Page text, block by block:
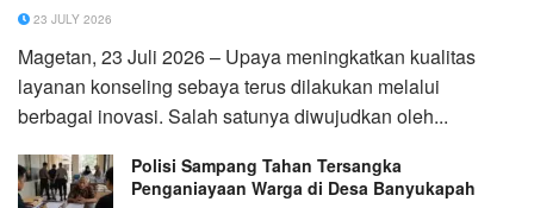
23 JULY 2026
Magetan, 23 Juli 2026 – Upaya meningkatkan kualitas
layanan konseling sebaya terus dilakukan melalui
berbagai inovasi. Salah satunya diwujudkan oleh...
Polisi Sampang Tahan Tersangka
Penganiayaan Warga di Desa Banyukapah